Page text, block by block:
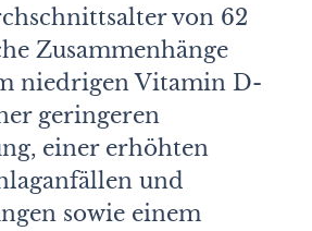
von 62
Zusammenhänge
niedrigen Vitamin D-
geringeren
einer erhöhten
und
sowie einem